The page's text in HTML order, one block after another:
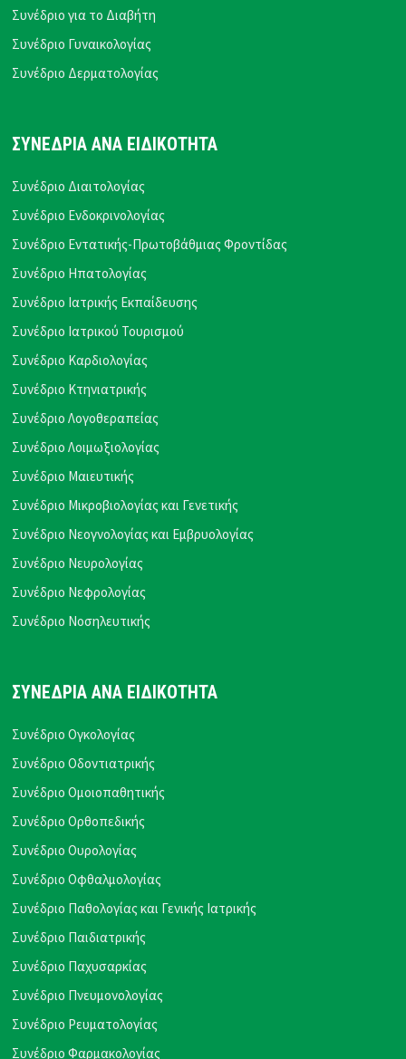
Συνέδριο για το Διαβήτη
Συνέδριο Γυναικολογίας
Συνέδριο Δερματολογίας
ΣΥΝΕΔΡΙΑ ΑΝΑ ΕΙΔΙΚΟΤΗΤΑ
Συνέδριο Διαιτολογίας
Συνέδριο Ενδοκρινολογίας
Συνέδριο Εντατικής-Πρωτοβάθμιας Φροντίδας
Συνέδριο Ηπατολογίας
Συνέδριο Ιατρικής Εκπαίδευσης
Συνέδριο Ιατρικού Τουρισμού
Συνέδριο Καρδιολογίας
Συνέδριο Κτηνιατρικής
Συνέδριο Λογοθεραπείας
Συνέδριο Λοιμωξιολογίας
Συνέδριο Μαιευτικής
Συνέδριο Μικροβιολογίας και Γενετικής
Συνέδριο Νεογνολογίας και Εμβρυολογίας
Συνέδριο Νευρολογίας
Συνέδριο Νεφρολογίας
Συνέδριο Νοσηλευτικής
ΣΥΝΕΔΡΙΑ ΑΝΑ ΕΙΔΙΚΟΤΗΤΑ
Συνέδριο Ογκολογίας
Συνέδριο Οδοντιατρικής
Συνέδριο Ομοιοπαθητικής
Συνέδριο Ορθοπεδικής
Συνέδριο Ουρολογίας
Συνέδριο Οφθαλμολογίας
Συνέδριο Παθολογίας και Γενικής Ιατρικής
Συνέδριο Παιδιατρικής
Συνέδριο Παχυσαρκίας
Συνέδριο Πνευμονολογίας
Συνέδριο Ρευματολογίας
Συνέδριο Φαρμακολογίας